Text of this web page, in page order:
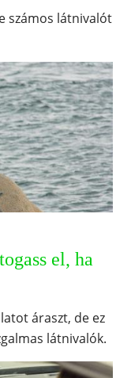
számos látnivalót
el, ha
áraszt, de ez
látnivalók.